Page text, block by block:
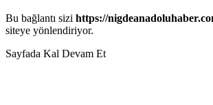
Bu bağlantı sizi https://
siteye yönlendiriyor.
Sayfada Kal Devam Et